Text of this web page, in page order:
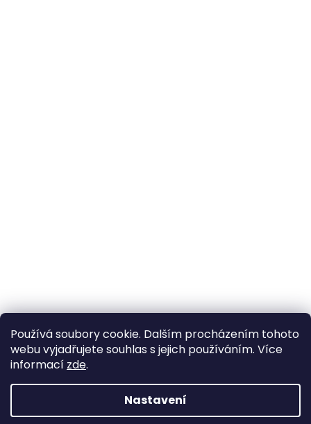
Používá soubory cookie. Dalším procházením tohoto
webu vyjadřujete souhlas s jejich používáním. Více
informací zde.
Nastavení
Vytvořil Shoptet